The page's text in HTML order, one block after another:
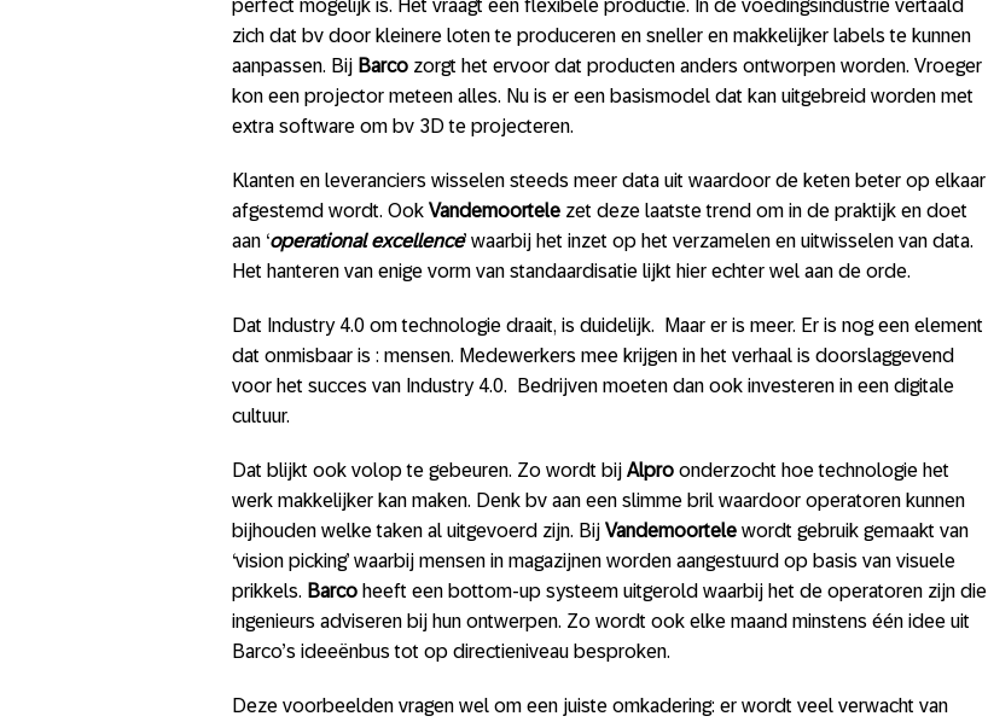
perfect mogelijk is. Het vraagt een flexibele productie. In de voedingsindustrie vertaald
zich dat bv door kleinere loten te produceren en sneller en makkelijker labels te kunnen
aanpassen. Bij Barco zorgt het ervoor dat producten anders ontworpen worden. Vroeger
kon een projector meteen alles. Nu is er een basismodel dat kan uitgebreid worden met
extra software om bv 3D te projecteren.
Klanten en leveranciers wisselen steeds meer data uit waardoor de keten beter op elkaar
afgestemd wordt. Ook Vandemoortele zet deze laatste trend om in de praktijk en doet
aan ‘operational excellence’ waarbij het inzet op het verzamelen en uitwisselen van data.
Het hanteren van enige vorm van standaardisatie lijkt hier echter wel aan de orde.
Dat Industry 4.0 om technologie draait, is duidelijk. Maar er is meer. Er is nog een element
dat onmisbaar is : mensen. Medewerkers mee krijgen in het verhaal is doorslaggevend
voor het succes van Industry 4.0. Bedrijven moeten dan ook investeren in een digitale
cultuur.
Dat blijkt ook volop te gebeuren. Zo wordt bij Alpro onderzocht hoe technologie het
werk makkelijker kan maken. Denk bv aan een slimme bril waardoor operatoren kunnen
bijhouden welke taken al uitgevoerd zijn. Bij Vandemoortele wordt gebruik gemaakt van
‘vision picking’ waarbij mensen in magazijnen worden aangestuurd op basis van visuele
prikkels. Barco heeft een bottom-up systeem uitgerold waarbij het de operatoren zijn die
ingenieurs adviseren bij hun ontwerpen. Zo wordt ook elke maand minstens één idee uit
Barco’s ideeënbus tot op directieniveau besproken.
Deze voorbeelden vragen wel om een juiste omkadering: er wordt veel verwacht van